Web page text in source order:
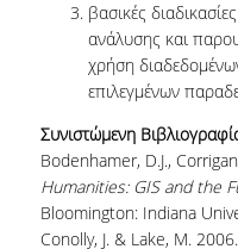
ΕΔΡΑ
ΝΕΑ
ΝΕΑ ΚΑΙ
βασικές
ανάλυσης και
χρήση
επιλεγμένων
Συνιστώμενη
Bodenhamer, D.J.,
Humanities: GIS and the
Bloomington: Indiana
Conolly, J. & Lake, M. 2006.